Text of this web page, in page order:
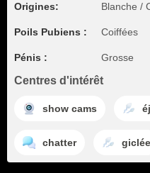
Origines: Blanche /
Poils Pubiens : Coiffées
Pénis : Grosse
Centres d'intérêt
show cams
chatter giclée